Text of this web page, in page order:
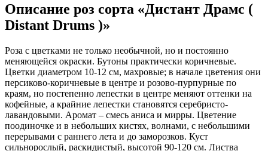
Описание роз сорта «Дистант Драмс (
Distant Drums )»
Роза с цветками не только необычной, но и постоянно
меняющейся окраски. Бутоны практически коричневые.
Цветки диаметром 10-12 см, махровые; в начале цветения они
персиково-коричневые в центре и розово-пурпурные по
краям, но постепенно лепестки в центре меняют оттенки на
кофейные, а крайние лепестки становятся серебристо-
лавандовыми. Аромат – смесь аниса и мирры. Цветение
поодиночке и в небольших кистях, волнами, с небольшими
перерывами с раннего лета и до заморозков. Куст
сильнорослый, раскидистый, высотой 90-120 см. Листва